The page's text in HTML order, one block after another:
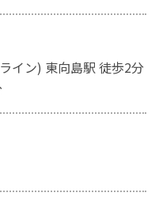
イン) 東向島駅 徒歩2分